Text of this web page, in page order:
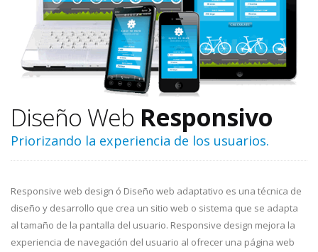
Diseño Web Responsivo
Priorizando la experiencia de los usuarios.
Responsive web design ó Diseño web adaptativo es una técnica de
diseño y desarrollo que crea un sitio web o sistema que se adapta
al tamaño de la pantalla del usuario. Responsive design mejora la
experiencia de navegación del usuario al ofrecer una página web